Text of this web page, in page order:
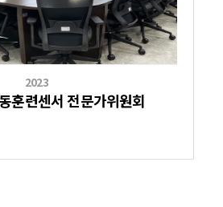
2023
훈련센서 전문가위원회